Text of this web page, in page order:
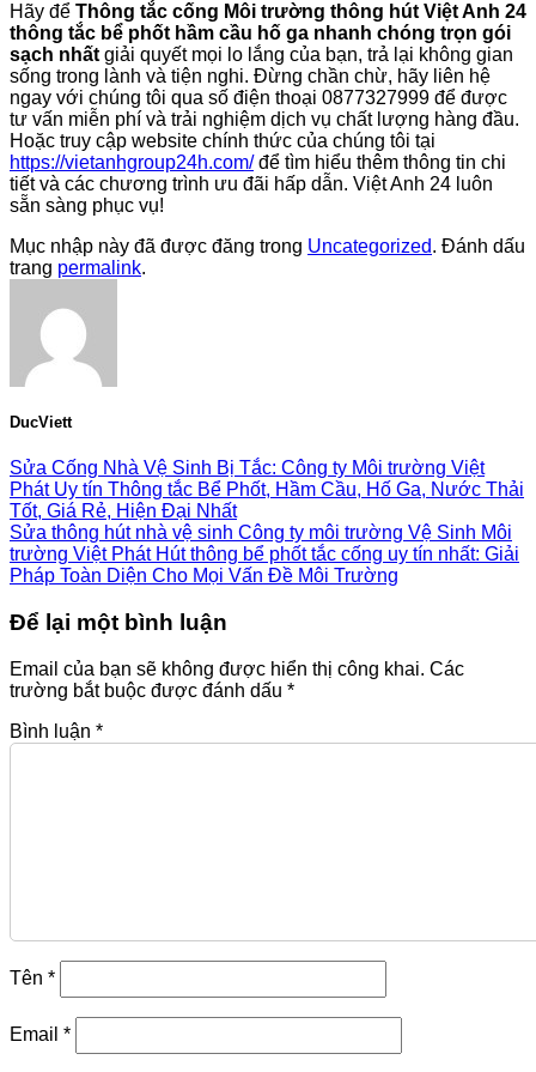
Hãy để Thông tắc cống Môi trường thông hút Việt Anh 24
thông tắc bể phốt hầm cầu hố ga nhanh chóng trọn gói
sạch nhất giải quyết mọi lo lắng của bạn, trả lại không gian
sống trong lành và tiện nghi. Đừng chần chừ, hãy liên hệ
ngay với chúng tôi qua số điện thoại 0877327999 để được
tư vấn miễn phí và trải nghiệm dịch vụ chất lượng hàng đầu.
Hoặc truy cập website chính thức của chúng tôi tại
https://vietanhgroup24h.com/để tìm hiểu thêm thông tin chi
tiết và các chương trình ưu đãi hấp dẫn. Việt Anh 24 luôn
sẵn sàng phục vụ!
Mục nhập này đã được đăng trong Uncategorized. Đánh dấu
trang permalink.
DucViett
Sửa Cống Nhà Vệ Sinh Bị Tắc: Công ty Môi trường Việt
Phát Uy tín Thông tắc Bể Phốt, Hầm Cầu, Hố Ga, Nước Thải
Tốt, Giá Rẻ, Hiện Đại Nhất
Sửa thông hút nhà vệ sinh Công ty môi trường Vệ Sinh Môi
trường Việt Phát Hút thông bể phốt tắc cống uy tín nhất: Giải
Pháp Toàn Diện Cho Mọi Vấn Đề Môi Trường
Để lại một bình luận
Email của bạn sẽ không được hiển thị công khai. Các
trường bắt buộc được đánh dấu *
Bình luận *
Tên *
Email *